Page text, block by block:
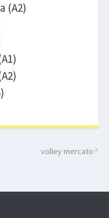
(A2)
volley mercato